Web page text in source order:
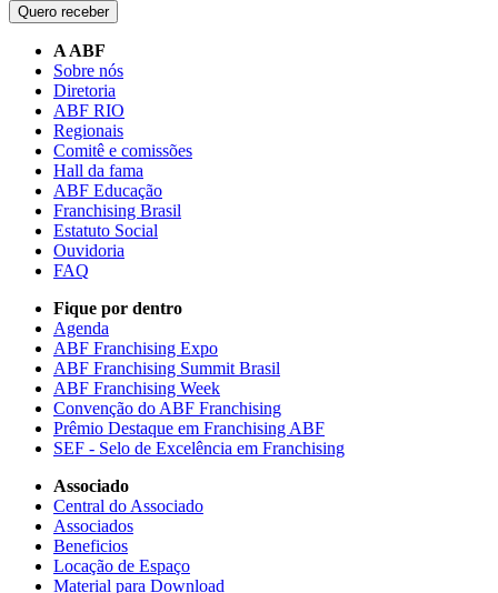
Quero receber
A ABF
Sobre nós
Diretoria
ABF RIO
Regionais
Comitê e comissões
Hall da fama
ABF Educação
Franchising Brasil
Estatuto Social
Ouvidoria
FAQ
Fique por dentro
Agenda
ABF Franchising Expo
ABF Franchising Summit Brasil
ABF Franchising Week
Convenção do ABF Franchising
Prêmio Destaque em Franchising ABF
SEF - Selo de Excelência em Franchising
Associado
Central do Associado
Associados
Beneficios
Locação de Espaço
Material para Download